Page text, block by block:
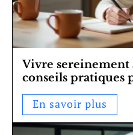
Vivre sereinement
conseils pratiques
En savoir plus